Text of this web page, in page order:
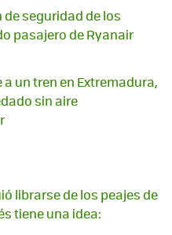
de seguridad de los
pasajero de Ryanair
un tren en Extremadura,
sin aire
librarse de los peajes de
tiene una idea: